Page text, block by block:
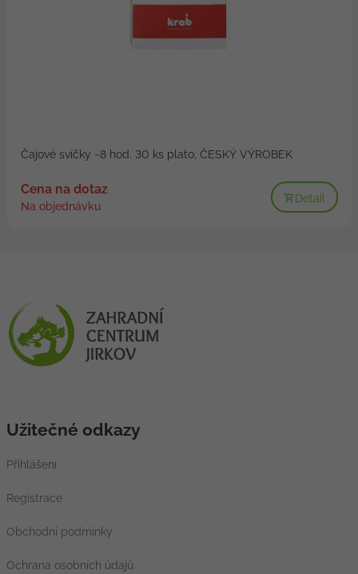
Čajové svíčky ~8 hod. 30 ks plato, ČESKÝ VÝROBEK
Cena na dotaz
Na objednávku
Detail
Užitečné odkazy
Přihlášení
Registrace
Obchodní podmínky
Ochrana osobních údajů